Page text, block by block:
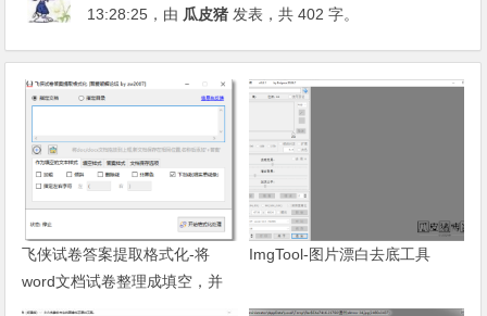
13:28:25 ，由 瓜皮猪 发表，共 402 字。
飞侠试卷答案提取格式化-将
word文档试卷整理成填空，并
自动将答案在页尾整理成新的一
ImgTool-图片漂白去底工具